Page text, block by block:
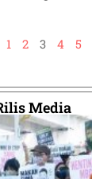
1 2 3 4 5
Media